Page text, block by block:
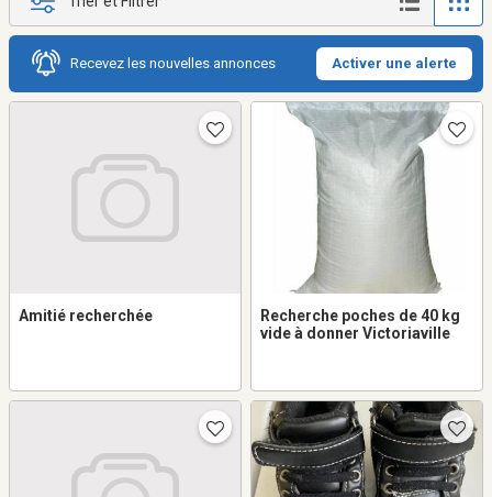
Recevez les nouvelles annonces Activer une alerte
Amitié recherchée
Recherche poches de 40 kg
vide à donner Victoriaville